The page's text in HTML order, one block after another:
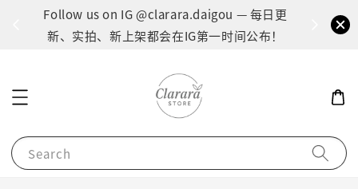
Follow us on IG @clarara.daigou — 每日更
新、实拍、新上架都会在IG第一时间公布！
Search